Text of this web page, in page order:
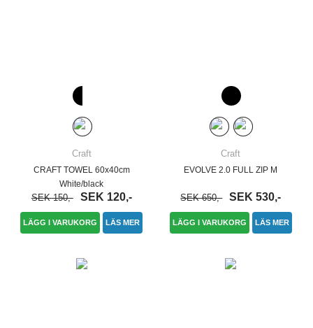
Craft
CRAFT TOWEL 60x40cm
White/black
SEK 150,- SEK 120,-
LÄGG I VARUKORG LÄS MER
Craft
EVOLVE 2.0 FULL ZIP M
SEK 650,- SEK 530,-
LÄGG I VARUKORG LÄS MER